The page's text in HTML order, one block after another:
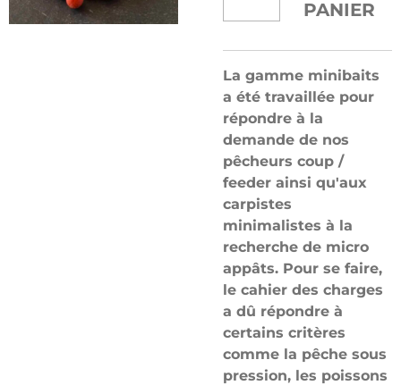
PANIER
La gamme minibaits
a été travaillée pour
répondre à la
demande de nos
pêcheurs coup /
feeder ainsi qu'aux
carpistes
minimalistes à la
recherche de micro
appâts. Pour se faire,
le cahier des charges
a dû répondre à
certains critères
comme la pêche sous
pression, les poissons